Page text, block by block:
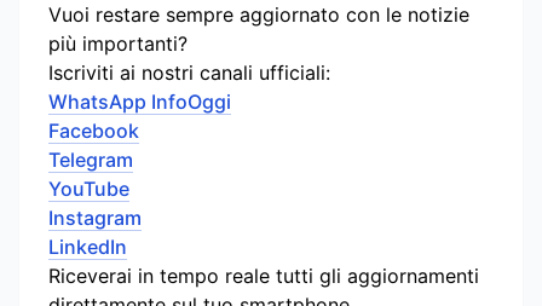
Vuoi restare sempre aggiornato con le notizie
più importanti?
Iscriviti ai nostri canali ufficiali:
WhatsApp InfoOggi
Facebook
Telegram
YouTube
Instagram
LinkedIn
Riceverai in tempo reale tutti gli aggiornamenti